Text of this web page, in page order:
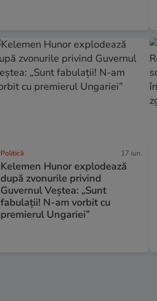
Politică 17 iun.
Kelemen Hunor explodează
după zvonurile privind
Guvernul Veștea: „Sunt
fabulații! N-am vorbit cu
premierul Ungariei”